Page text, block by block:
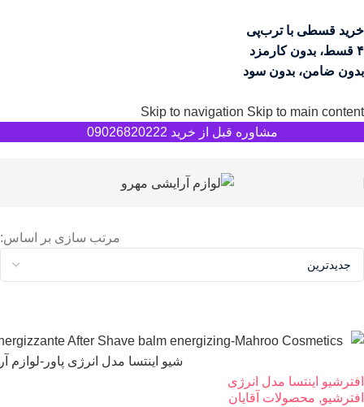
خرید قسطی با ترب‌پی
۴ قسط، بدون کارمزد
بدون ضامن، بدون سود
Skip to navigation Skip to main content
مشاوره قبل از خرید 09026820222
مرتب سازی بر اساس:
افترشیو اینتسا مدل انرژی
افترشیو, محصولات آقایان